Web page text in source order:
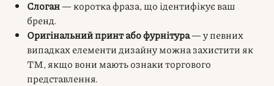
Слоган— коротка фраза, що ідентифікує ваш
бренд.
Оригінальний принт або фурнітура— у певних
випадках елементи дизайну можна захистити як
ТМ, якщо вони мають ознаки торгового
представлення.